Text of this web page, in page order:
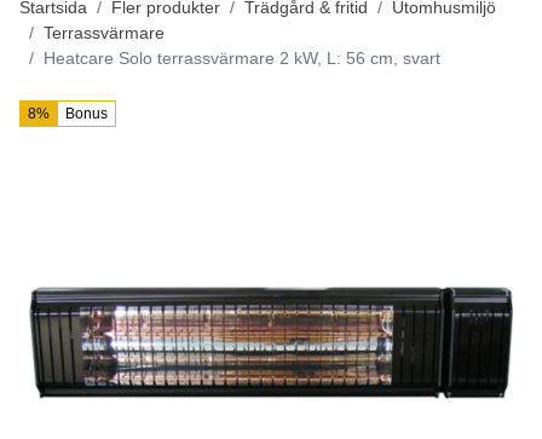
Startsida Fler produkter Trädgård & fritid
Utomhusmiljö
Terrassvärmare
Heatcare Solo terrassvärmare 2 kW, L: 56 cm, svart
8% Bonus